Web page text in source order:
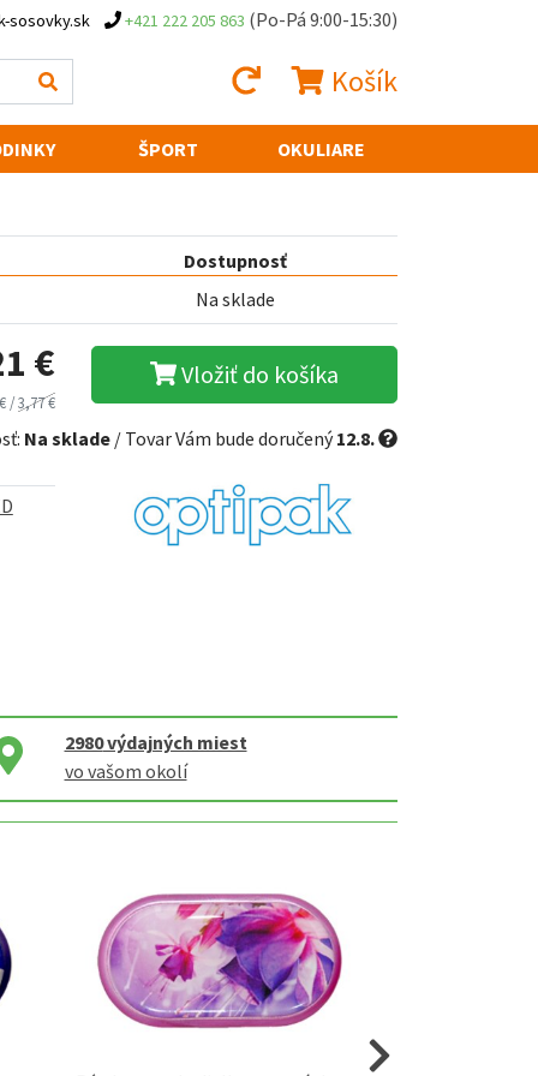
sosovky.sk +421 222 205 863 (Po-Pá 9:00-15:30)
Košík
ŠPORT OKULIARE
Dostupnosť
Na sklade
€
/3,77 €
Vložiť do košíka
Na sklade / Tovar Vám bude doručený12.8.
2980výdajných miest
vo vašom okolí